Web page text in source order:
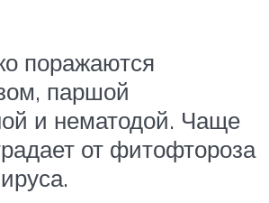
поражаются
паршой
и нематодой. Чаще
от фитофтороза